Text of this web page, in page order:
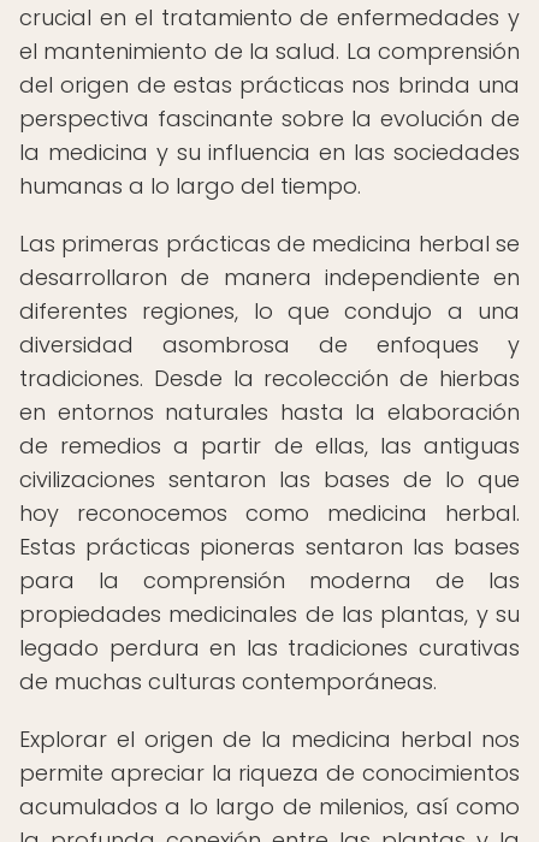
crucial en el tratamiento de enfermedades y
el mantenimiento de la salud. La comprensión
del origen de estas prácticas nos brinda una
perspectiva fascinante sobre la evolución de
la medicina y su influencia en las sociedades
humanas a lo largo del tiempo.
Las primeras prácticas de medicina herbal se
desarrollaron de manera independiente en
diferentes regiones, lo que condujo a una
diversidad asombrosa de enfoques y
tradiciones. Desde la recolección de hierbas
en entornos naturales hasta la elaboración
de remedios a partir de ellas, las antiguas
civilizaciones sentaron las bases de lo que
hoy reconocemos como medicina herbal.
Estas prácticas pioneras sentaron las bases
para la comprensión moderna de las
propiedades medicinales de las plantas, y su
legado perdura en las tradiciones curativas
de muchas culturas contemporáneas.
Explorar el origen de la medicina herbal nos
permite apreciar la riqueza de conocimientos
acumulados a lo largo de milenios, así como